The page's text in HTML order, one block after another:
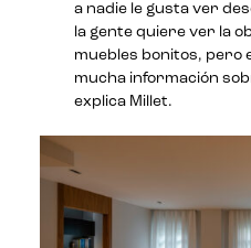
a nadie le gusta ver
la gente quiere ver la
muebles bonitos, pero
mucha información
explica Millet.